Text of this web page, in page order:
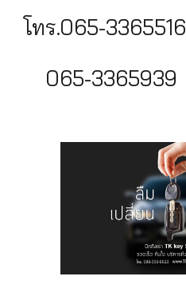
โทร.065-3365516
065-3365939